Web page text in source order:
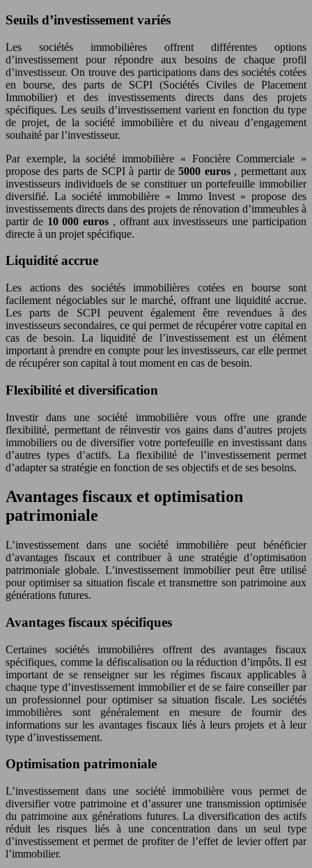
Seuils d’investissement variés
Les sociétés immobilières offrent différentes options
d’investissement pour répondre aux besoins de chaque profil
d’investisseur. On trouve des participations dans des sociétés cotées
en bourse, des parts de SCPI (Sociétés Civiles de Placement
Immobilier) et des investissements directs dans des projets
spécifiques. Les seuils d’investissement varient en fonction du type
de projet, de la société immobilière et du niveau d’engagement
souhaité par l’investisseur.
Par exemple, la société immobilière « Foncière Commerciale »
propose des parts de SCPI à partir de5000 euros , permettant aux
investisseurs individuels de se constituer un portefeuille immobilier
diversifié. La société immobilière « Immo Invest » propose des
investissements directs dans des projets de rénovation d’immeubles à
partir de 10 000 euros , offrant aux investisseurs une participation
directe à un projet spécifique.
Liquidité accrue
Les actions des sociétés immobilières cotées en bourse sont
facilement négociables sur le marché, offrant une liquidité accrue.
Les parts de SCPI peuvent également être revendues à des
investisseurs secondaires, ce qui permet de récupérer votre capital en
cas de besoin. La liquidité de l’investissement est un élément
important à prendre en compte pour les investisseurs, car elle permet
de récupérer son capital à tout moment en cas de besoin.
Flexibilité et diversification
Investir dans une société immobilière vous offre une grande
flexibilité, permettant de réinvestir vos gains dans d’autres projets
immobiliers ou de diversifier votre portefeuille en investissant dans
d’autres types d’actifs. La flexibilité de l’investissement permet
d’adapter sa stratégie en fonction de ses objectifs et de ses besoins.
Avantages fiscaux et optimisation
patrimoniale
L’investissement dans une société immobilière peut bénéficier
d’avantages fiscaux et contribuer à une stratégie d’optimisation
patrimoniale globale. L’investissement immobilier peut être utilisé
pour optimiser sa situation fiscale et transmettre son patrimoine aux
générations futures.
Avantages fiscaux spécifiques
Certaines sociétés immobilières offrent des avantages fiscaux
spécifiques, comme la défiscalisation ou la réduction d’impôts. Il est
important de se renseigner sur les régimes fiscaux applicables à
chaque type d’investissement immobilier et de se faire conseiller par
un professionnel pour optimiser sa situation fiscale. Les sociétés
immobilières sont généralement en mesure de fournir des
informations sur les avantages fiscaux liés à leurs projets et à leur
type d’investissement.
Optimisation patrimoniale
L’investissement dans une société immobilière vous permet de
diversifier votre patrimoine et d’assurer une transmission optimisée
du patrimoine aux générations futures. La diversification des actifs
réduit les risques liés à une concentration dans un seul type
d’investissement et permet de profiter de l’effet de levier offert par
l’immobilier.